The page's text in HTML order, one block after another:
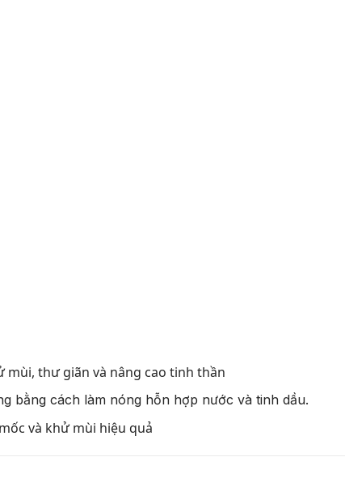
mùi, thư giãn và nâng cao tinh thần
bằng cách làm nóng hỗn hợp nước và tinh dầu.
và khử mùi hiệu quả